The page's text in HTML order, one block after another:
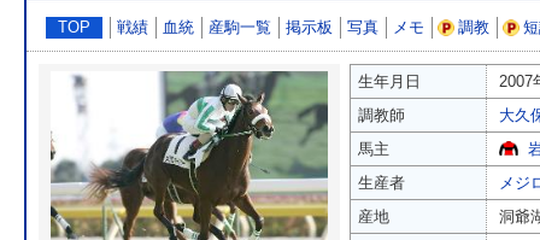
TOP 戦績 血統 産駒一覧 掲示板 写真 メモ 調教
生年月日
2007
調教師
大久
馬主
生産者
メジ
産地
洞爺